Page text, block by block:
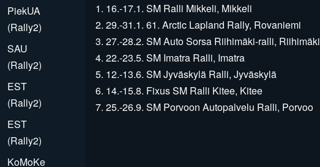
PiekUA
(Rally2)
SAU
(Rally2)
EST
(Rally2)
EST
(Rally2)
KoMoKe
1. 16.-17.1. SM Ralli Mikkeli, Mikkeli
2. 29.-31.1. 61. Arctic Lapland Rally, Rovaniemi
3. 27.-28.2. SM Auto Sorsa Riihimäki-ralli, Riihimäki
4. 22.-23.5. SM Imatra Ralli, Imatra
5. 12.-13.6. SM Jyväskylä Ralli, Jyväskylä
6. 14.-15.8. Fixus SM Ralli Kitee, Kitee
7. 25.-26.9. SM Porvoon Autopalvelu Ralli, Porvoo